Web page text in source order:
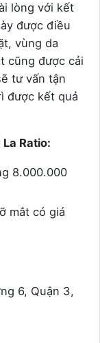
lòng với kết
được điều
vùng da
cũng được cải
tư vấn tận
được kết quả
Ratio:
8.000.000
mắt có giá
6, Quận 3,